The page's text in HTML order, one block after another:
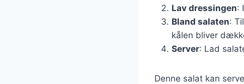
Lav dressingen:
Bland salaten:
kålen bliver
Server: Lad
Denne salat kan